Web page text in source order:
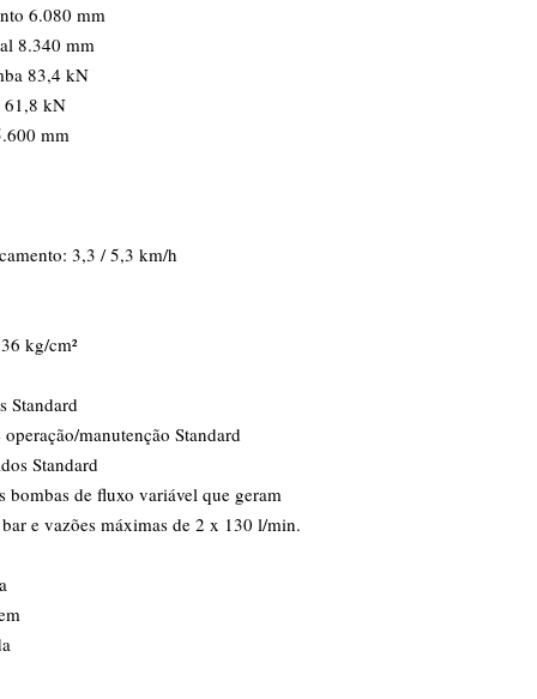
6.080 mm
8.340 mm
83,4 kN
61,8 kN
mm
3,3 / 5,3 km/h
kg/cm²
Standard
manutenção Standard
Standard
bombas de fluxo variável que geram
e vazões máximas de 2 x 130 l/min.